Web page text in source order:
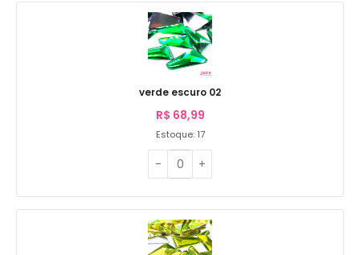
verde escuro 02
R$ 68,99
Estoque: 17